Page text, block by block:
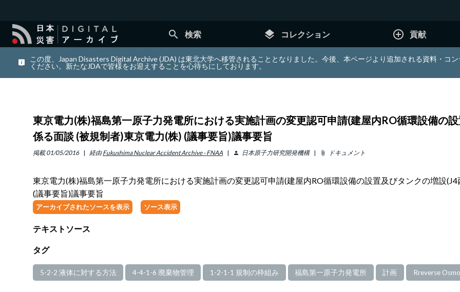
search 検索 layers コレクション add_circle_outline 貢献
この度、Japan Disasters Digital Archive (JDA) は東北大学へ移管されることとなりました。今後、本ページより追加される資料・コ
ください。新たなJDAで皆様をお迎えすることを心待ちにしております。
東京電力(株)福島第一原子力発電所における実施計画の変更認可申請(建屋内RO循環設備の
係る面談 (被規制者)東京電力(株) (議事要旨)議事要旨
掲載 01/05/2016 経由 Fukushima Nuclear Accident Archive - FNAA person 日本原子力研究開発機構 attach_file ドキュメント
東京電力(株)福島第一原子力発電所における実施計画の変更認可申請(建屋内RO循環設備の設置及びタンクの増設
(議事要旨)議事要旨
アーカイブされたソースを表示 ソース表示
テキストソース
タグ
5-2-2 液体に対する方法 4-4-1-6 廃棄物管理 1-2-1-1 規制の枠組み 福島第一原子力発電所 計画 Rreverse